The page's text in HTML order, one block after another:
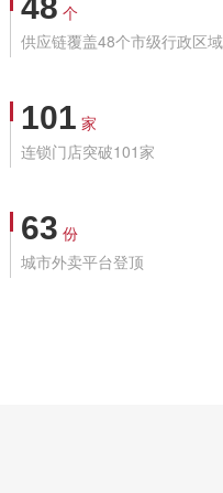
个
供应链覆盖48个市级行政区域
101 家
连锁门店突破101家
63 份
城市外卖平台登顶